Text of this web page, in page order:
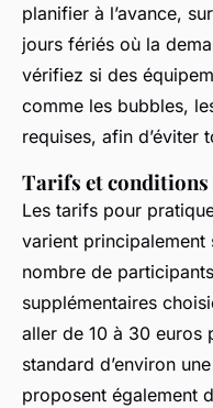
planifier à l’avance,
jours fériés où la
vérifiez si des
comme les bubbles,
requises, afin d’éviter
Tarifs et
Les tarifs pour
varient principalement
nombre de
supplémentaires
aller de 10 à 30 euros
standard d’environ
proposent également